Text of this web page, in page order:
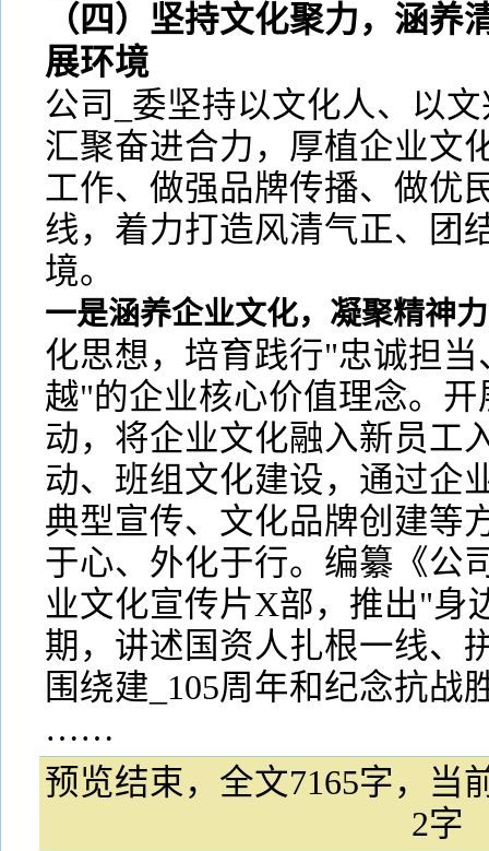
（四）坚持文化聚力，涵养
展环境
公司_委坚持以文化人、以
汇聚奋进合力，厚植企业文
工作、做强品牌传播、做优
线，着力打造风清气正、团
境。
一是涵养企业文化，凝聚精神
化思想，培育践行"忠诚担
越"的企业核心价值理念。
动，将企业文化融入新员工
动、班组文化建设，通过企
典型宣传、文化品牌创建等
于心、外化于行。编纂《公
业文化宣传片X部，推出"身
期，讲述国资人扎根一线、
围绕建_105周年和纪念抗战
……
预览结束，全文7165字，当
2字